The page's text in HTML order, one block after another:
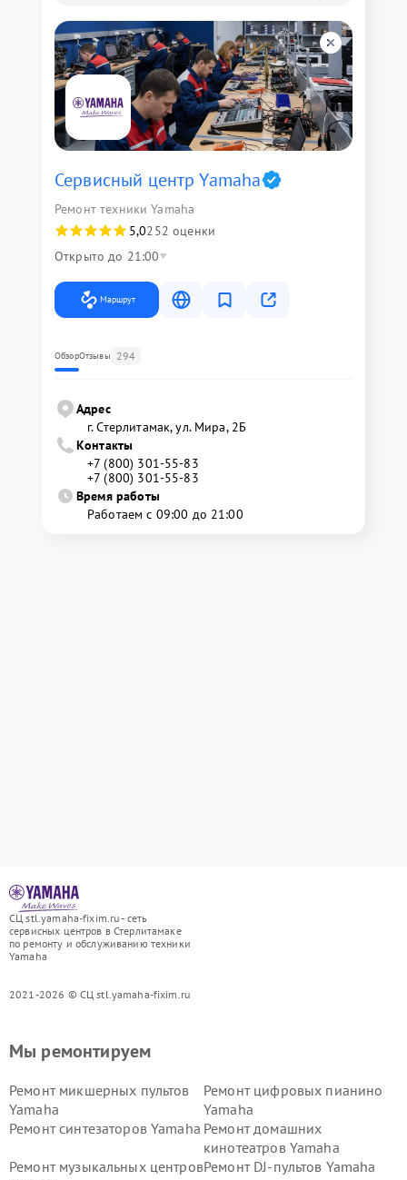
Сервисный центр Yamaha
Ремонт техники Yamaha
5,0252 оценки
Открыто до 21:00
Маршрут
ОбзорОтзывы 294
Адрес
г. Стерлитамак, ул. Мира, 2Б
Контакты
+7 (800) 301-55-83
+7 (800) 301-55-83
Время работы
Работаем с 09:00 до 21:00
СЦ stl.yamaha-fixim.ru - сеть
сервисных центров в Стерлитамаке
по ремонту и обслуживанию техники
Yamaha
2021-2026 © СЦ stl.yamaha-fixim.ru
Мы ремонтируем
Ремонт микшерных пультов
Yamaha
Ремонт цифровых пианино
Yamaha
Ремонт синтезаторов Yamaha Ремонт домашних
кинотеатров Yamaha
Ремонт музыкальных центровРемонт DJ-пультов Yamaha